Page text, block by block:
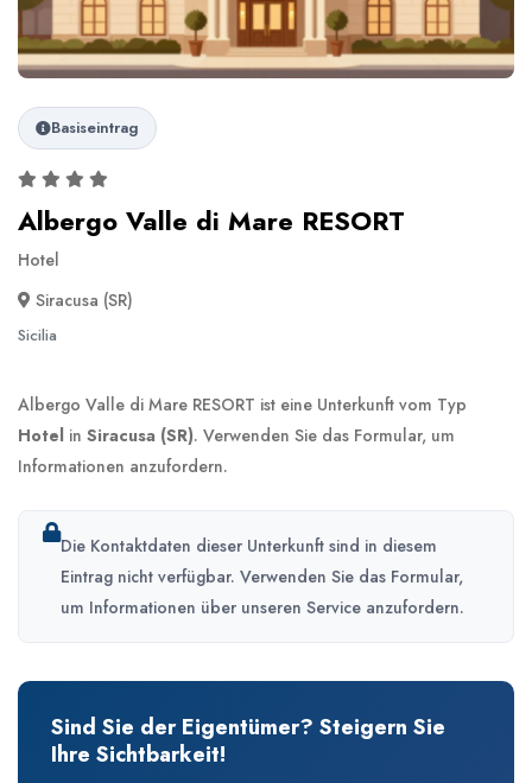
Basiseintrag
Albergo Valle di Mare RESORT
Hotel
Siracusa (SR)
Sicilia
Albergo Valle di Mare RESORT ist eine Unterkunft vom Typ
Hotel in Siracusa (SR). Verwenden Sie das Formular, um
Informationen anzufordern.
Die Kontaktdaten dieser Unterkunft sind in diesem
Eintrag nicht verfügbar. Verwenden Sie das Formular,
um Informationen über unseren Service anzufordern.
Sind Sie der Eigentümer? Steigern Sie
Ihre Sichtbarkeit!